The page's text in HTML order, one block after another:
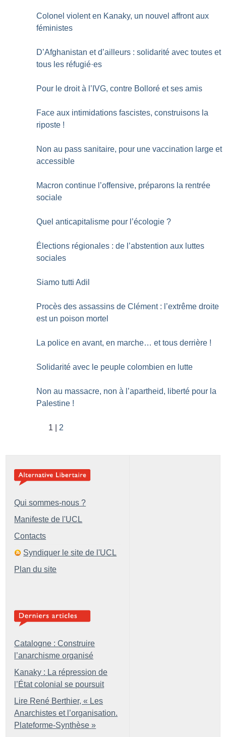
Colonel violent en Kanaky, un nouvel affront aux
féministes
D’Afghanistan et d’ailleurs : solidarité avec toutes et
tous les réfugié·es
Pour le droit à l’IVG, contre Bolloré et ses amis
Face aux intimidations fascistes, construisons la
riposte !
Non au pass sanitaire, pour une vaccination large et
accessible
Macron continue l’offensive, préparons la rentrée
sociale
Quel anticapitalisme pour l’écologie ?
Élections régionales : de l’abstention aux luttes
sociales
Siamo tutti Adil
Procès des assassins de Clément : l’extrême droite
est un poison mortel
La police en avant, en marche… et tous derrière !
Solidarité avec le peuple colombien en lutte
Non au massacre, non à l’apartheid, liberté pour la
Palestine !
1 2
Qui sommes-nous ?
Manifeste de l'UCL
Contacts
Syndiquer le site de l'UCL
Plan du site
Catalogne : Construire
l’anarchisme organisé
Kanaky : La répression de
l’État colonial se poursuit
Lire René Berthier, « Les
Anarchistes et l’organisation.
Plateforme-Synthèse »